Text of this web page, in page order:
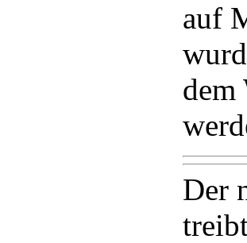
auf
dem
Der